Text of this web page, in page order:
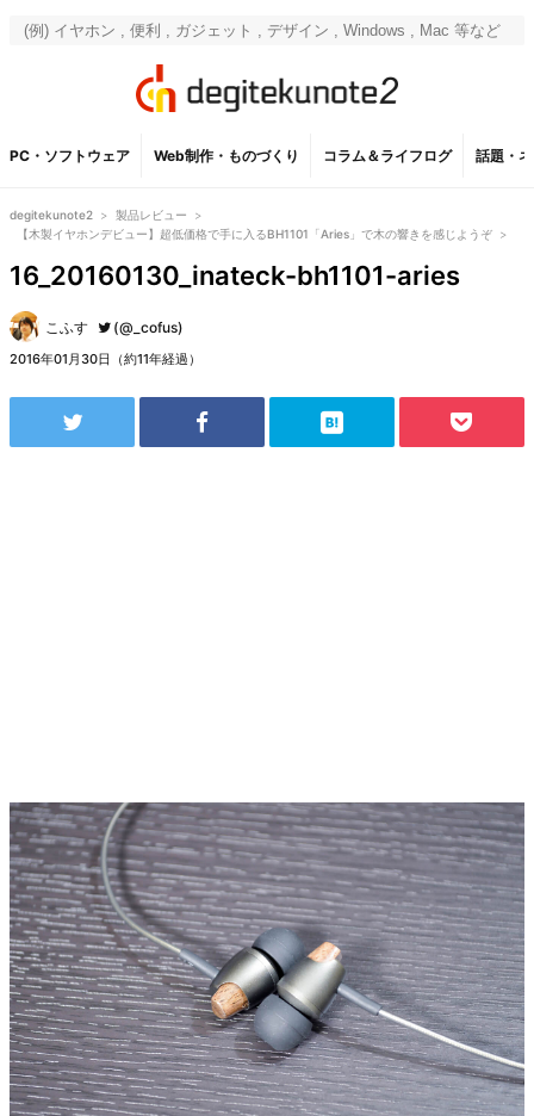
PC・ソフトウェア Web制作・ものづくり コラム＆ライフログ 話題・
degitekunote2 > 製品レビュー
>
【木製イヤホンデビュー】超低価格で手に入るBH1101「Aries」で木の響きを感じようぞ >
16_20160130_inateck-bh1101-aries
こふす (@_cofus)
2016年01月30日（約11年経過）